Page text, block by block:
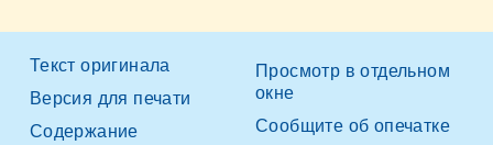
Текст оригинала
Версия для печати
Содержание
Просмотр в отдельном
окне
Сообщите об опечатке